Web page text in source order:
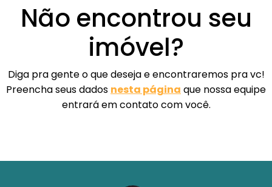
Não encontrou seu
imóvel?
Diga pra gente o que deseja e encontraremos pra vc!
Preencha seus dados nesta página que nossa equipe
entrará em contato com você.